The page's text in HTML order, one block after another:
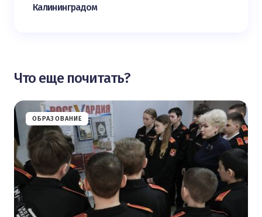
Калининградом
Что еще почитать?
ОБРАЗОВАНИЕ